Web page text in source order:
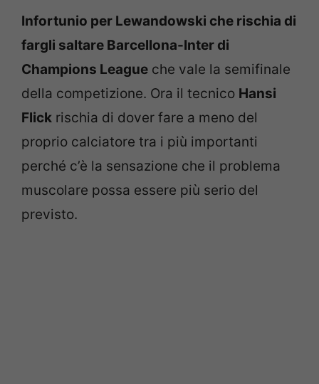
Infortunio per Lewandowski che rischia di
fargli saltare Barcellona-Inter di
Champions League che vale la semifinale
della competizione. Ora il tecnico Hansi
Flick rischia di dover fare a meno del
proprio calciatore tra i più importanti
perché c’è la sensazione che il problema
muscolare possa essere più serio del
previsto.